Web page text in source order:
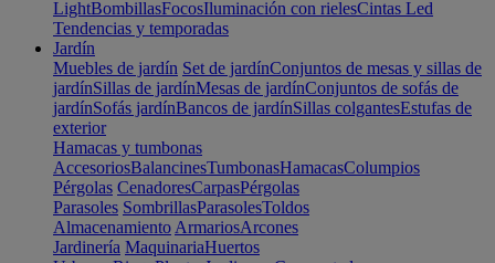
LightBombillasFocosIluminación con rielesCintas Led
Tendencias y temporadas
Jardín
Muebles de jardín Set de jardínConjuntos de mesas y sillas de
jardínSillas de jardínMesas de jardínConjuntos de sofás de
jardínSofás jardínBancos de jardínSillas colgantesEstufas de
exterior
Hamacas y tumbonas
AccesoriosBalancinesTumbonasHamacasColumpios
Pérgolas CenadoresCarpasPérgolas
Parasoles SombrillasParasolesToldos
Almacenamiento ArmariosArcones
Jardinería MaquinariaHuertos